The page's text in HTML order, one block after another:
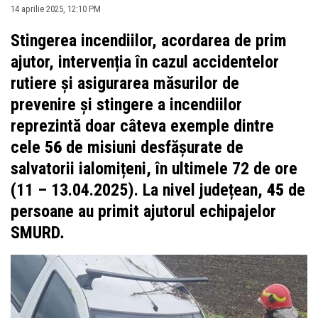
14 aprilie 2025, 12:10 PM
Stingerea incendiilor, acordarea de prim
ajutor, intervenția în cazul accidentelor
rutiere și asigurarea măsurilor de
prevenire și stingere a incendiilor
reprezintă doar câteva exemple dintre
cele 56 de misiuni desfășurate de
salvatorii ialomițeni, în ultimele 72 de ore
(11 – 13.04.2025). La nivel județean, 45 de
persoane au primit ajutorul echipajelor
SMURD.